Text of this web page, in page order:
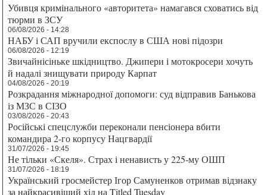
Убивця кримінального «авторитета» намагався сховатись від
тюрми в ЗСУ
06/08/2026 - 14:28
НАБУ і САП вручили експослу в США нові підозри
06/08/2026 - 12:19
Звичайнісіньке шкідництво. Джипери і мотокросери хочуть
й надалі знищувати природу Карпат
04/08/2026 - 20:19
Розкрадання міжнародної допомоги: суд відправив Банькова
із МЗС в СІЗО
03/08/2026 - 20:43
Російські спецслужби переконали пенсіонера вбити
командира 2-го корпусу Нацгвардії
31/07/2026 - 19:45
Не тільки «Скеля». Страх і ненависть у 225-му ОШП
31/07/2026 - 18:19
Український гросмейстер Ігор Самуненков отримав відзнаку
за найкрасивіший хід на Titled Tuesday